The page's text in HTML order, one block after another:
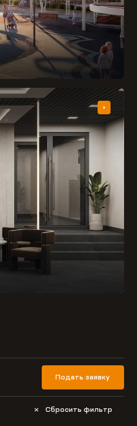
Подать заявку
Сбросить фильтр